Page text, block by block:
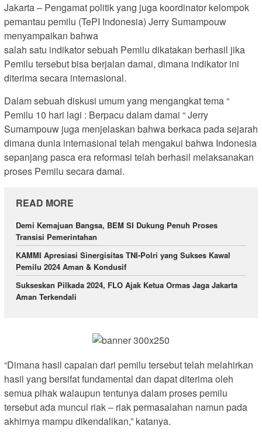
Jakarta – Pengamat politik yang juga koordinator kelompok
pemantau pemilu (TePI Indonesia) Jerry Sumampouw
menyampaikan bahwa
salah satu indikator sebuah Pemilu dikatakan berhasil jika
Pemilu tersebut bisa berjalan damai, dimana indikator ini
diterima secara internasional.
Dalam sebuah diskusi umum yang mengangkat tema “
Pemilu 10 hari lagi : Berpacu dalam damai “ Jerry
Sumampouw juga menjelaskan bahwa berkaca pada sejarah
dimana dunia internasional telah mengakui bahwa Indonesia
sepanjang pasca era reformasi telah berhasil melaksanakan
proses Pemilu secara damai.
READ MORE
Demi Kemajuan Bangsa, BEM SI Dukung Penuh Proses
Transisi Pemerintahan
KAMMI Apresiasi Sinergisitas TNI-Polri yang Sukses Kawal
Pemilu 2024 Aman & Kondusif
Sukseskan Pilkada 2024, FLO Ajak Ketua Ormas Jaga Jakarta
Aman Terkendali
“Dimana hasil capaian dari pemilu tersebut telah melahirkan
hasil yang bersifat fundamental dan dapat diterima oleh
semua pihak walaupun tentunya dalam proses pemilu
tersebut ada muncul riak – riak permasalahan namun pada
akhirnya mampu dikendalikan,” katanya.